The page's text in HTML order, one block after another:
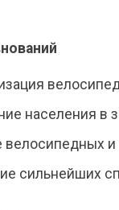
населения в
велосипедных
сильнейших